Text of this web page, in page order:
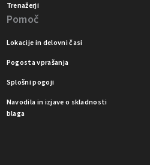
Trenažerji
Pomoč
Lokacije in delovni časi
Pogosta vprašanja
Splošni pogoji
Navodila in izjave o skladnosti
blaga